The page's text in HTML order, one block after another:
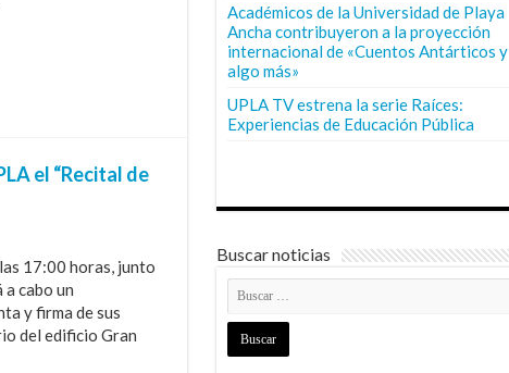
el “Recital de
17:00 horas, junto
cabo un
y firma de sus
del edificio Gran
Académicos de la Universidad de Playa
Ancha contribuyeron a la proyección
internacional de «Cuentos Antárticos y
algo más»
UPLA TV estrena la serie Raíces:
Experiencias de Educación Pública
Buscar noticias